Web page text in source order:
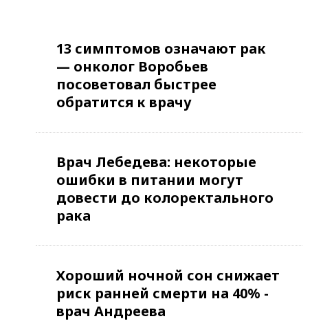
13 симптомов означают рак
— онколог Воробьев
посоветовал быстрее
обратится к врачу
Врач Лебедева: некоторые
ошибки в питании могут
довести до колоректального
рака
Хороший ночной сон снижает
риск ранней смерти на 40% -
врач Андреева